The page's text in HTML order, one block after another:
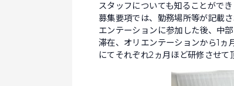
スタッフについても知ることができ
募集要項では、勤務場所等が記載
エンテーションに参加した後、中
滞在、オリエンテーションから1ヵ
にてそれぞれ2ヵ月ほど研修させて